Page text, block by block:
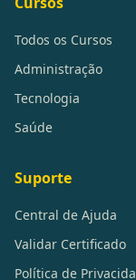
Todos os Cursos
Administração
Tecnologia
Saúde
Suporte
Central de Ajuda
Validar Certificado
Política de